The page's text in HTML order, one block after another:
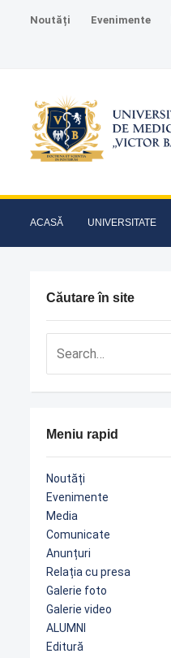
Noutăți Evenimente
ACASĂ UNIVERSITATE
Căutare în site
Meniu rapid
Noutăți
Evenimente
Media
Comunicate
Anunțuri
Relația cu presa
Galerie foto
Galerie video
ALUMNI
Editură